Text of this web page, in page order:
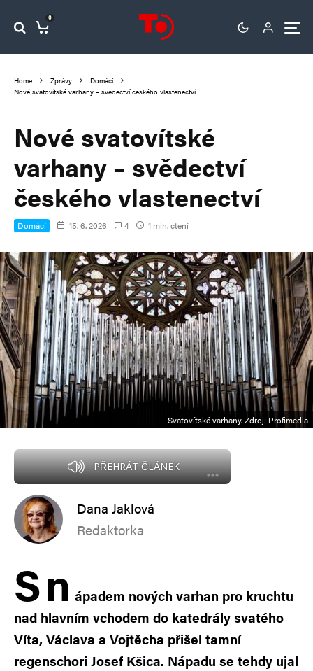
0
Home Zprávy
Domácí
Nové svatovítské varhany – svědectví českého vlastenectví
Nové svatovítské
varhany – svědectví
českého vlastenectví
Domácí 15. 6. 2026 4 1 min. čtení
Svatovítské varhany. Zdroj: Profimedia
PŘEHRÁT ČLÁNEK
Dana Jaklová
Redaktorka
Sn ápadem nových varhan pro kruchtu
nad hlavním vchodem do katedrály svatého
Víta, Václava a Vojtěcha přišel tamní
regenschori Josef Kšica. Nápadu se tehdy ujal